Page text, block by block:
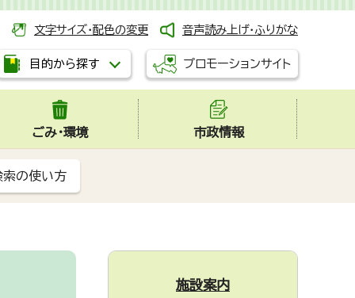
文字サイズ・配色の変更 音声読み上げ・ふりがな
目的から探す プロモーションサイト
ごみ・環境 市政情報
索の使い方
施設案内